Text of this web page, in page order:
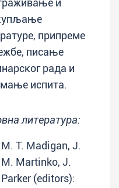
и
припреме
писање
рада и
испита.
литература:
M. T. Madigan, J.
M. Martinko, J.
Parker (editors):